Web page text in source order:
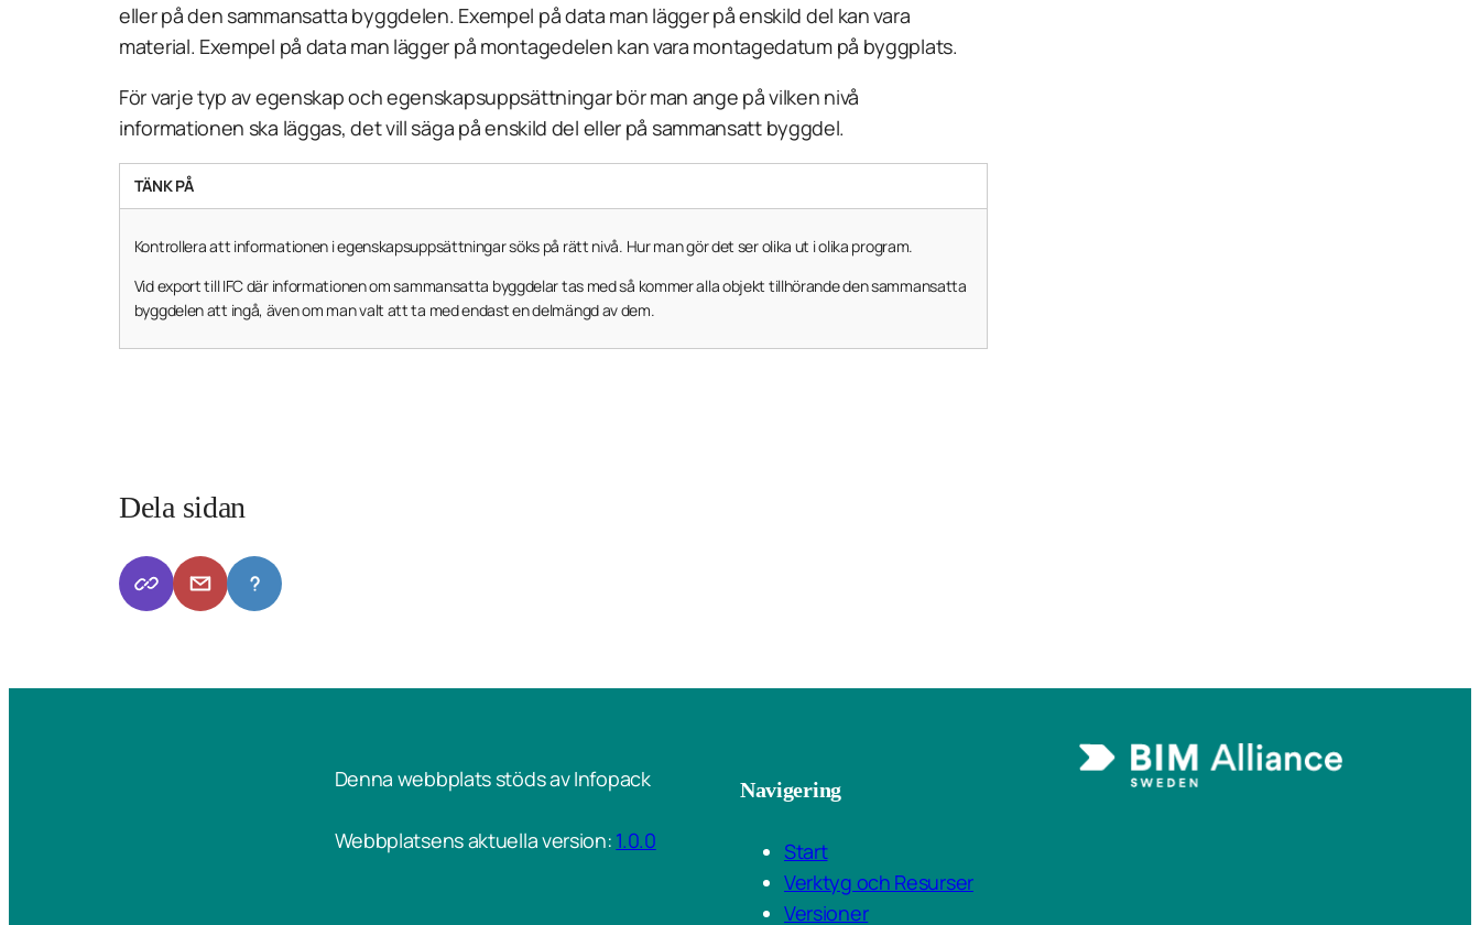
eller på den sammansatta byggdelen. Exempel på data man lägger på enskild del kan vara
material. Exempel på data man lägger på montagedelen kan vara montagedatum på byggplats.
För varje typ av egenskap och egenskapsuppsättningar bör man ange på vilken nivå
informationen ska läggas, det vill säga på enskild del eller på sammansatt byggdel.
TÄNK PÅ
Kontrollera att informationen i egenskapsuppsättningar söks på rätt nivå. Hur man gör det ser olika ut i olika program.
Vid export till IFC där informationen om sammansatta byggdelar tas med så kommer alla objekt tillhörande den sammansatta
byggdelen att ingå, även om man valt att ta med endast en delmängd av dem.
Dela sidan
Denna webbplats stöds av Infopack
Webbplatsens aktuella version: 1.0.0
Navigering
Start
Verktyg och Resurser
Versioner